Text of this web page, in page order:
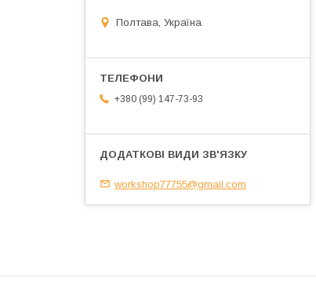
Полтава, Україна
+380 (99) 147-73-93
workshop77755@gmail.com